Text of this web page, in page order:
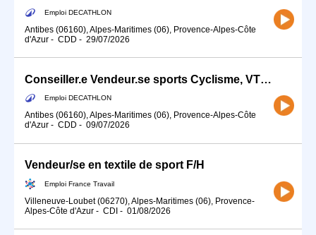
Emploi DECATHLON
Antibes (06160), Alpes-Maritimes (06), Provence-Alpes-Côte
d'Azur - CDD - 29/07/2026
Conseiller.e Vendeur.se sports Cyclisme, VTT pour l'été à DECATHLON Antibes
Emploi DECATHLON
Antibes (06160), Alpes-Maritimes (06), Provence-Alpes-Côte
d'Azur - CDD - 09/07/2026
Vendeur/se en textile de sport F/H
Emploi France Travail
Villeneuve-Loubet (06270), Alpes-Maritimes (06), Provence-
Alpes-Côte d'Azur - CDI - 01/08/2026